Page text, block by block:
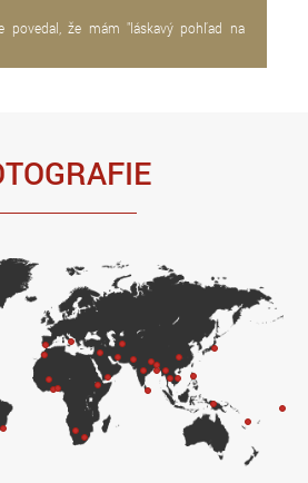
povedal, že mám "láskavý pohľad na